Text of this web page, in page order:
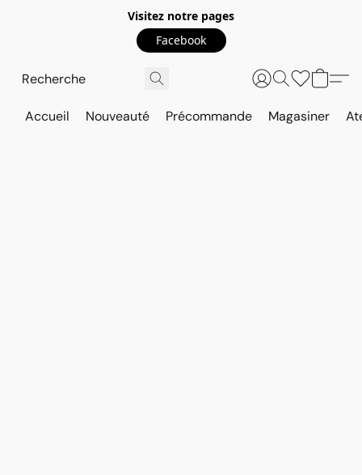
Visitez notre pages
Facebook
Accueil Nouveauté Précommande Magasiner